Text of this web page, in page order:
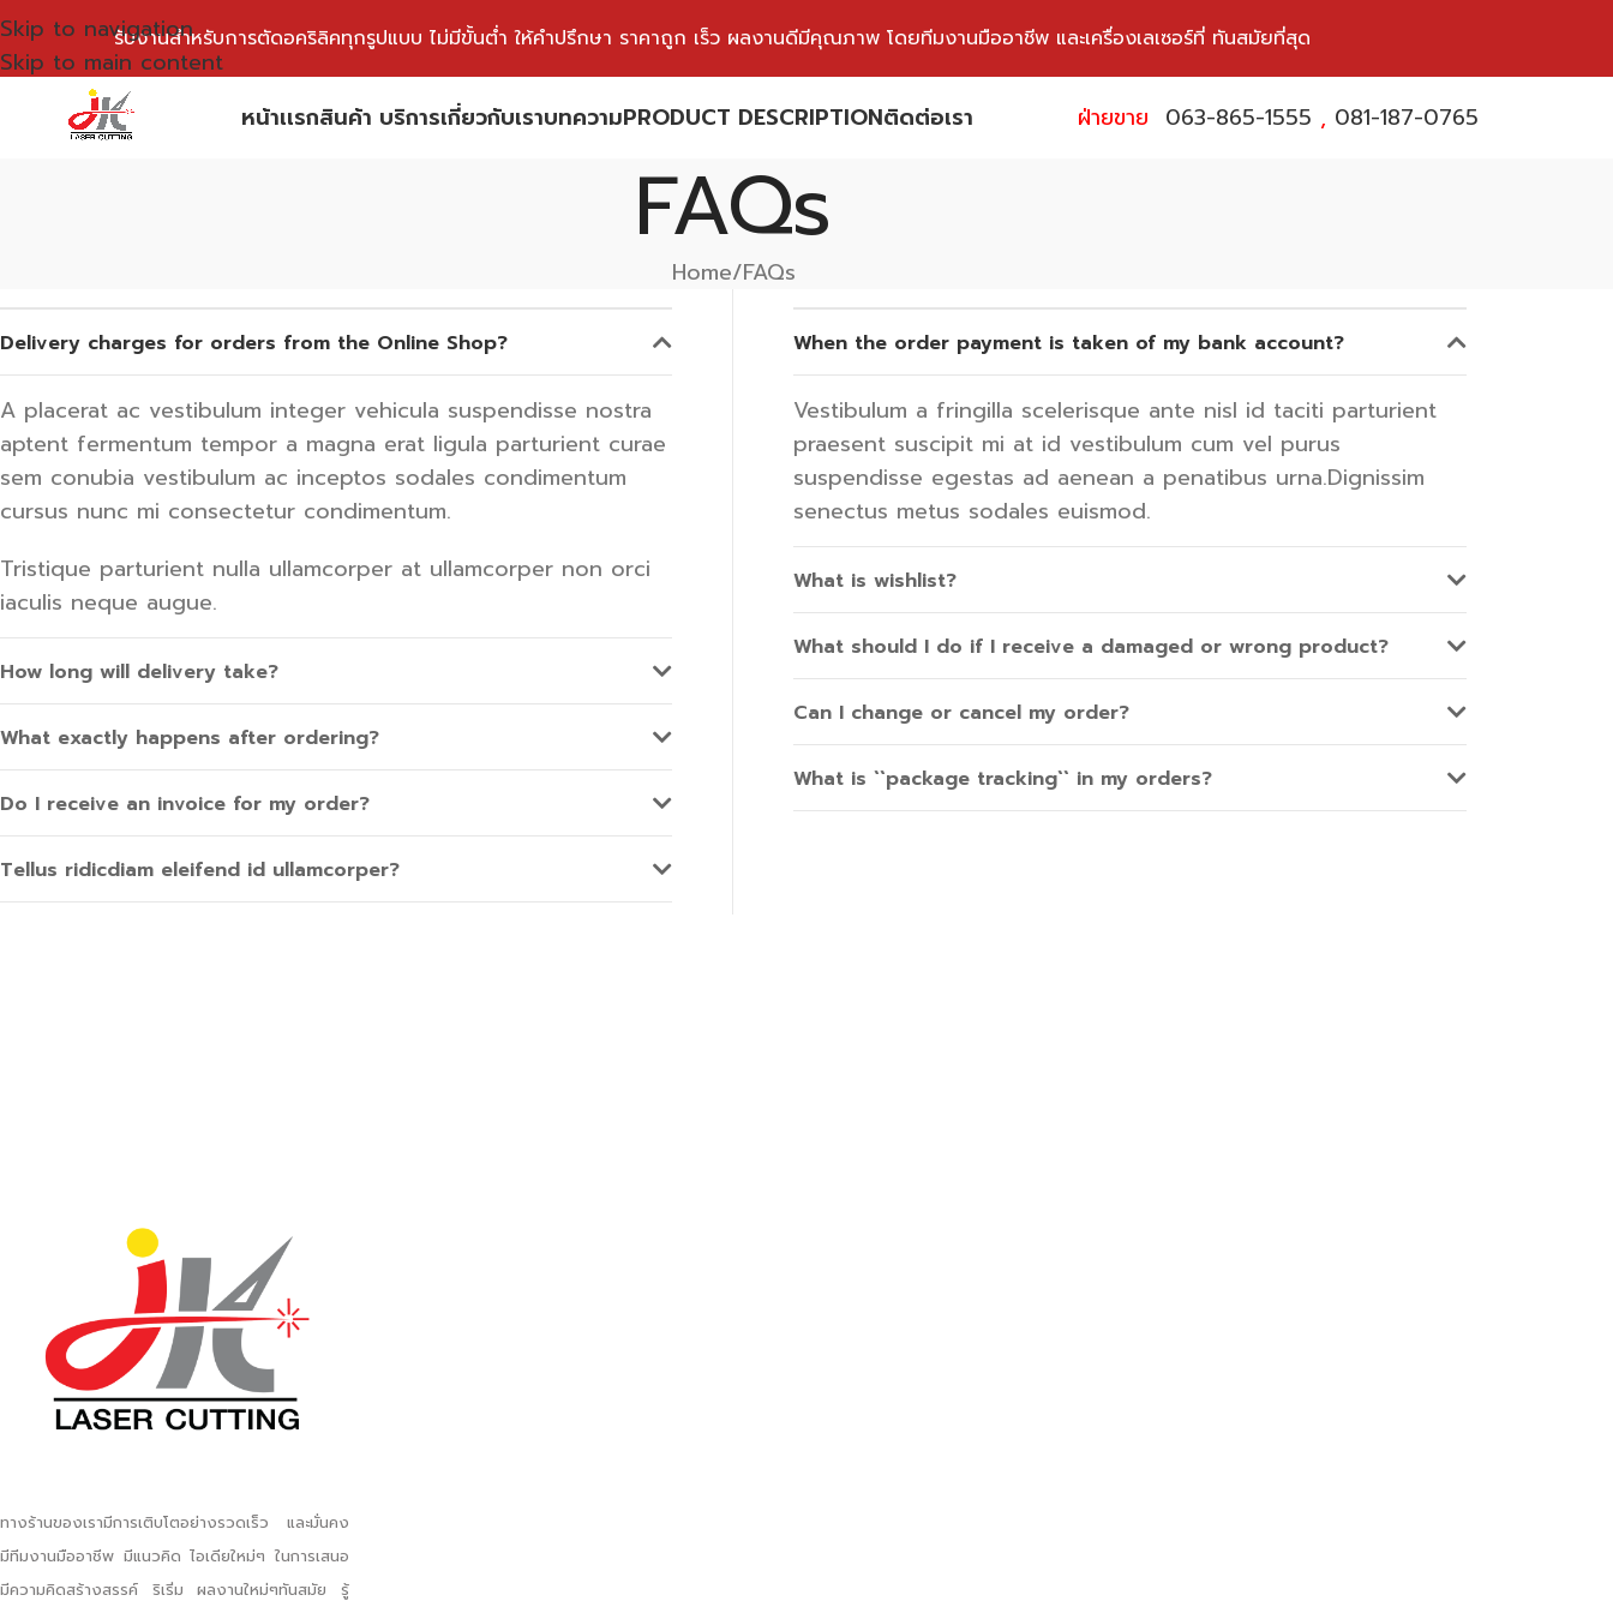
Skip to navigation
Skip to main content
รับงานสำหรับการตัดอคริลิคทุกรูปแบบ ไม่มีขั้นต่ำ ให้คำปรึกษา ราคาถูก เร็ว ผลงานดีมีคุณภาพ โดยทีมงานมืออาชีพ และเครื่องเลเซอร์ที่ ทันสมัยที่สุด
หน้าเเรกสินค้า บริการเกี่ยวกับเราบทความPRODUCT DESCRIPTIONติดต่อเรา ฝ่ายขาย 063-865-1555 , 081-187-0765
FAQs
Home FAQs
Delivery charges for orders from the Online Shop?
A placerat ac vestibulum integer vehicula suspendisse nostra
aptent fermentum tempor a magna erat ligula parturient curae
sem conubia vestibulum ac inceptos sodales condimentum
cursus nunc mi consectetur condimentum.
Tristique parturient nulla ullamcorper at ullamcorper non orci
iaculis neque augue.
How long will delivery take?
What exactly happens after ordering?
Do I receive an invoice for my order?
Tellus ridicdiam eleifend id ullamcorper?
When the order payment is taken of my bank account?
Vestibulum a fringilla scelerisque ante nisl id taciti parturient
praesent suscipit mi at id vestibulum cum vel purus
suspendisse egestas ad aenean a penatibus urna.Dignissim
senectus metus sodales euismod.
What is wishlist?
What should I do if I receive a damaged or wrong product?
Can I change or cancel my order?
What is ``package tracking`` in my orders?
ทางร้านของเรามีการเติบโตอย่างรวดเร็ว และมั่นคง
มีทีมงานมืออาชีพ มีแนวคิด ไอเดียใหม่ๆ ในการเสนอ
มีความคิดสร้างสรรค์ ริเริ่ม ผลงานใหม่ๆทันสมัย รู้